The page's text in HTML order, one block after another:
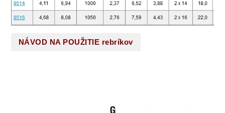
NÁVOD NA POUŽITIE rebríkov